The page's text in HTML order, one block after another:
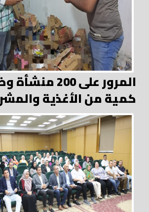
المرور على 200
كمية من الأغذية